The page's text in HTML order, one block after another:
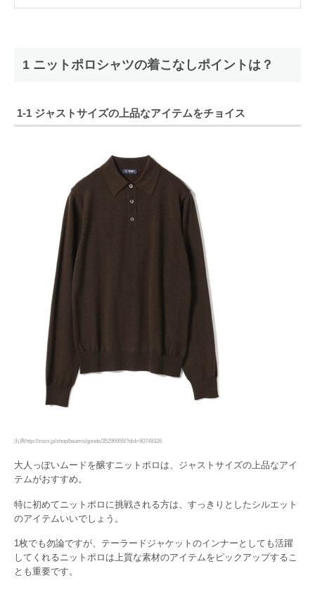
1 ニットポロシャツの着こなしポイントは？
1-1 ジャストサイズの上品なアイテムをチョイス
出典http://zozo.jp/shop/beams/goods/35296955/?did=60749326
大人っぽいムードを醸すニットポロは、ジャストサイズの上品なアイ
テムがおすすめ。
特に初めてニットポロに挑戦される方は、すっきりとしたシルエット
のアイテムいいでしょう。
1枚でも勿論ですが、テーラードジャケットのインナーとしても活躍
してくれるニットポロは上質な素材のアイテムをピックアップするこ
とも重要です。